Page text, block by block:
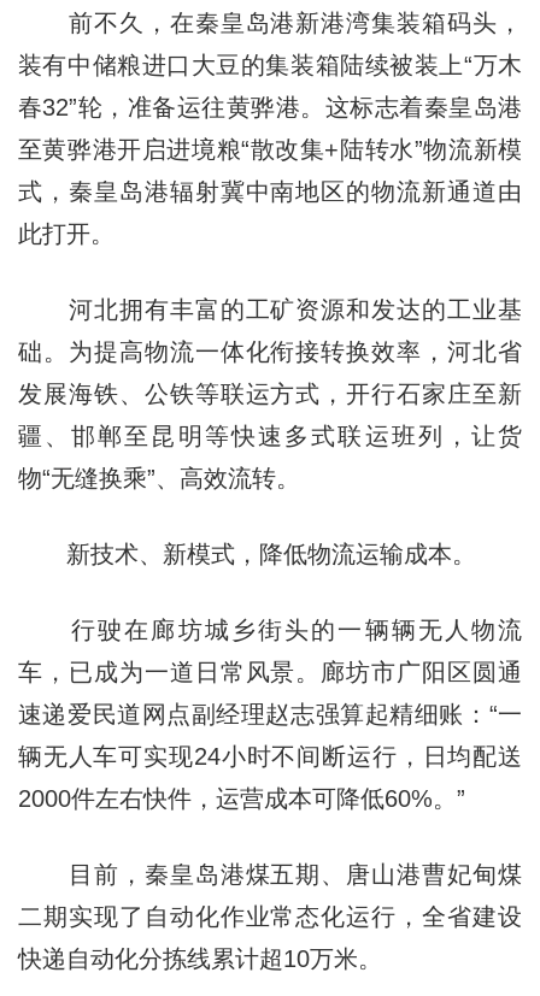
前不久，在秦皇岛港新港湾集装箱码头，
装有中储粮进口大豆的集装箱陆续被装上“万木
春32”轮，准备运往黄骅港。这标志着秦皇岛港
至黄骅港开启进境粮“散改集+陆转水”物流新模
式，秦皇岛港辐射冀中南地区的物流新通道由
此打开。
河北拥有丰富的工矿资源和发达的工业基
础。为提高物流一体化衔接转换效率，河北省
发展海铁、公铁等联运方式，开行石家庄至新
疆、邯郸至昆明等快速多式联运班列，让货
物“无缝换乘”、高效流转。
新技术、新模式，降低物流运输成本。
行驶在廊坊城乡街头的一辆辆无人物流
车，已成为一道日常风景。廊坊市广阳区圆通
速递爱民道网点副经理赵志强算起精细账：“一
辆无人车可实现24小时不间断运行，日均配送
2000件左右快件，运营成本可降低60%。”
目前，秦皇岛港煤五期、唐山港曹妃甸煤
二期实现了自动化作业常态化运行，全省建设
快递自动化分拣线累计超10万米。